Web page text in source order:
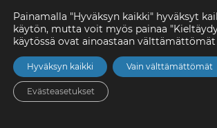
Asunto Oy
–
Arnikki sijaitsee rinteessä vastapäätä
rautatieasemaa, Siljonpuiston kainalossa.
vaivattomasti uudessa, sinulle
kaupunkikodissa. 47 huoneistoa on
Painamalla "Hyväksyn kaikki" hyväksyt
käytön, mutta voit myös painaa
käytössä ovat ainoastaan välttämättömät
Hyväksyn kaikki Vain välttämättömät
Evästeasetukset